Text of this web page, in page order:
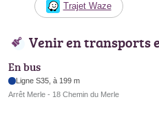
Trajet Waze
Venir en transports
En bus
Ligne S35, à 199 m
Arrêt Merle - 18 Chemin du Merle